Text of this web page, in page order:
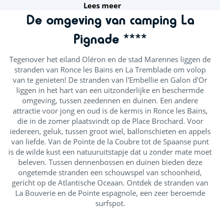
Fitness
Afleiding voor de kids
Midgetgolf
Paardensportcentrum
Speeltuin
Zwemlessen (€)
Ontdek
Dag- en avondanimatie
Lees meer
De omgeving van camping La
Pignade ****
Tegenover het eiland Oléron en de stad Marennes liggen de
stranden van Ronce les Bains en La Tremblade om volop
van te genieten! De stranden van l'Embellie en Galon d'Or
liggen in het hart van een uitzonderlijke en beschermde
omgeving, tussen zeedennen en duinen. Een andere
attractie voor jong en oud is de kermis in Ronce les Bains,
die in de zomer plaatsvindt op de Place Brochard. Voor
iedereen, geluk, tussen groot wiel, ballonschieten en appels
van liefde. Van de Pointe de la Coubre tot de Spaanse punt
is de wilde kust een natuuruitstapje dat u zonder mate moet
beleven. Tussen dennenbossen en duinen bieden deze
ongetemde stranden een schouwspel van schoonheid,
gericht op de Atlantische Oceaan. Ontdek de stranden van
La Bouverie en de Pointe espagnole, een zeer beroemde
surfspot.